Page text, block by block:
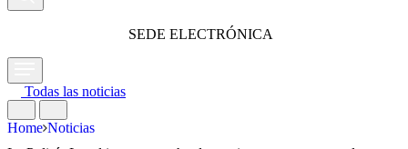
SEDE ELECTRÓNICA
Todas las noticias
Home Noticias